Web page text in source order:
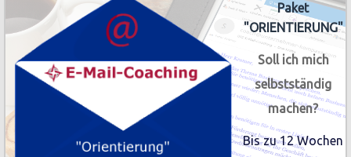
Paket
"ORIENTIERUNG"
Soll ich mich
selbstständig
machen?
Bis zu 12 Wochen